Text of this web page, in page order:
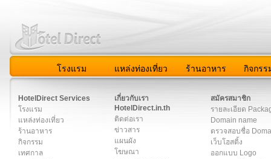
โรงแรม แหล่งท่องเที่ยว ร้านอาหาร กิจกรร
HotelDirect Services
โรงแรม
แหล่งท่องเที่ยว
ร้านอาหาร
กิจกรรม
เทศกาล
เกี่ยวกับเรา
HotelDirect.in.th
ติดต่อเรา
ข่าวสาร
แผนผัง
โฆษณา
สมัครสมาชิก
รายละเอียด
Domain name
ตรวจสอบชื่อ
เว็บโฮสติ้ง
ออกแบบ Logo